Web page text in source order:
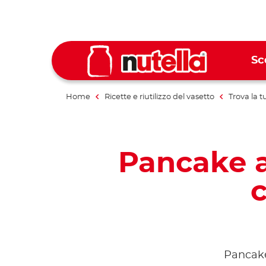
Home Ricette e riutilizzo del vasetto Trova la
Pancake